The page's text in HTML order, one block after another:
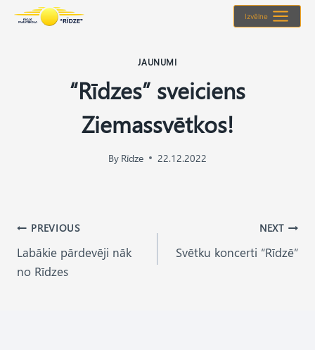
Izvēlne
JAUNUMI
“Rīdzes” sveiciens
Ziemassvētkos!
By Rīdze 22.12.2022
Post
navigation
PREVIOUS
Labākie pārdevēji nāk
no Rīdzes
NEXT
Svētku koncerti “Rīdzē”